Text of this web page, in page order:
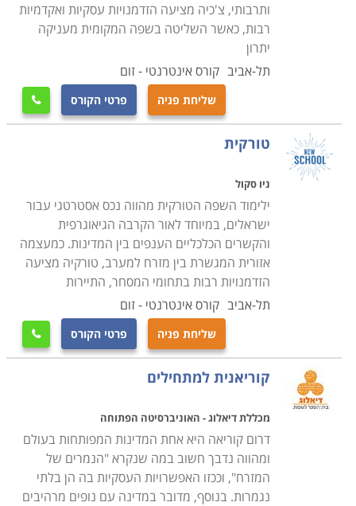
ותרבותי, צ'כיה מציעה הזדמנויות עסקיות ואקדמיות
רבות, כאשר השליטה בשפה המקומית מעניקה
יתרון
תל-אביב קורס אינטרנטי - זום
שליחת פניה פרטי הקורס 
טורקית
ניו סקול
ילימוד השפה הטורקית מהווה נכס אסטרטגי עבור
ישראלים, במיוחד לאור הקרבה הגיאוגרפית
והקשרים הכלכליים הענפים בין המדינות. כמעצמה
אזורית המגשרת בין מזרח למערב, טורקיה מציעה
הזדמנויות רבות בתחומי המסחר, התיירות
תל-אביב קורס אינטרנטי - זום
שליחת פניה פרטי הקורס 
קוריאנית למתחילים
מכללת דיאלוג - האוניברסיטה הפתוחה
דרום קוריאה היא אחת המדינות המפותחות בעולם
ומהווה נדבך חשוב במה שנקרא "הנמרים של
המזרח", וככזו האפשרויות העסקיות בה הן בלתי
נגמרות. בנוסף, מדובר במדינה עם נופים מרהיבים